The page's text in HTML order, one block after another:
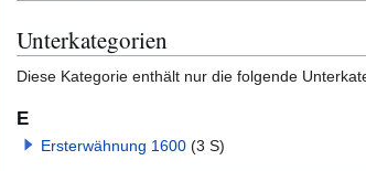
Zur
Navigation
springen
Zur
Suche
springen
Unterkategorien
Diese Kategorie enthält nur die folgende
E
Ersterwähnung 1600 (3 S)